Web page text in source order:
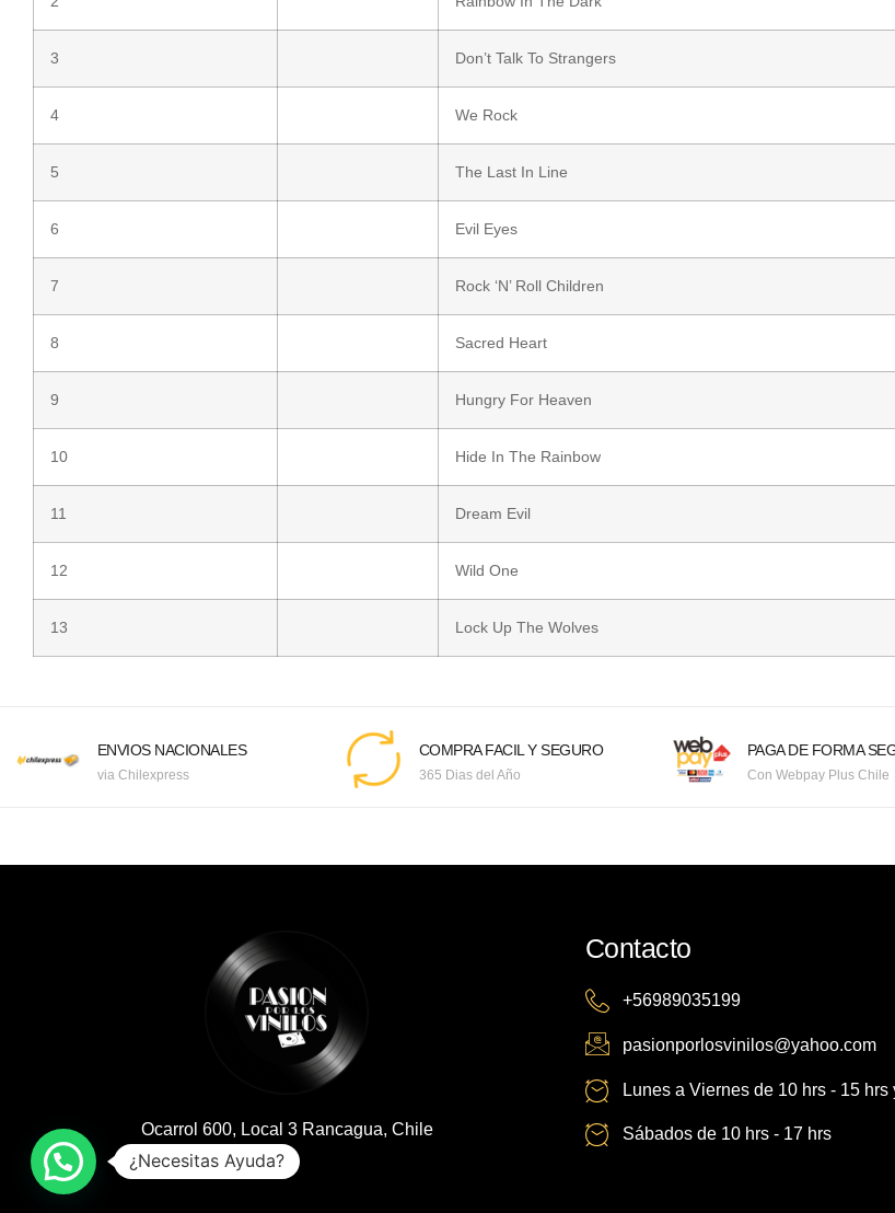
3 Don’t Talk To Strangers
4 We Rock
5 The Last In Line
6 Evil Eyes
7 Rock ‘N’ Roll Children
8 Sacred Heart
9 Hungry For Heaven
10 Hide In The Rainbow
11 Dream Evil
12 Wild One
13 Lock Up The Wolves
ENVIOS NACIONALES
via Chilexpress
COMPRA FACIL Y SEGURO
365 Dias del Año
PAGA DE FORMA
Con Webpay Plus Chile
Ocarrol 600, Local 3 Rancagua, Chile
Contacto
+56989035199
pasionporlosvinilos@yahoo.com
Lunes a Viernes de 10 hrs - 15 hrs
Sábados de 10 hrs - 17 hrs
¿Necesitas Ayuda?